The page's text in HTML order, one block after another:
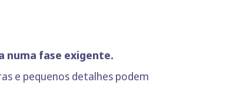
numa fase exigente.
e pequenos detalhes podem